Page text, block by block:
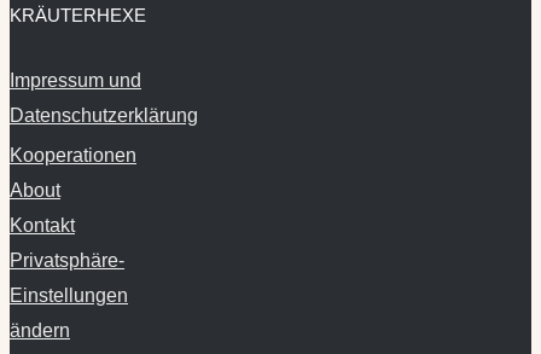
KRÄUTERHEXE
Impressum und
Datenschutzerklärung
Kooperationen
About
Kontakt
Privatsphäre-
Einstellungen
ändern